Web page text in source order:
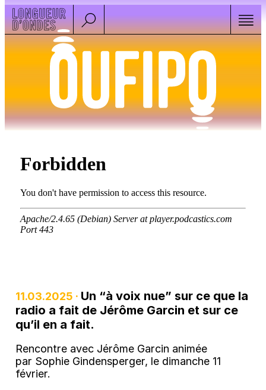
11.03.2025 · Un “à voix nue” sur ce que la
radio a fait de Jérôme Garcin et sur ce
qu’il en a fait.
Rencontre avec Jérôme Garcin animée
par Sophie Gindensperger, le dimanche 11
février.